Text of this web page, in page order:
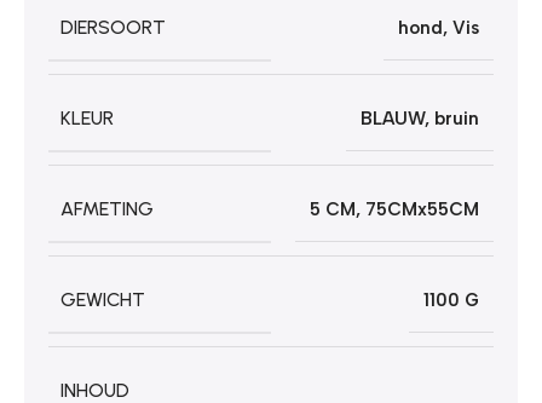
DIERSOORT hond, Vis
KLEUR BLAUW, bruin
AFMETING 5 CM, 75CMx55CM
GEWICHT 1100 G
INHOUD